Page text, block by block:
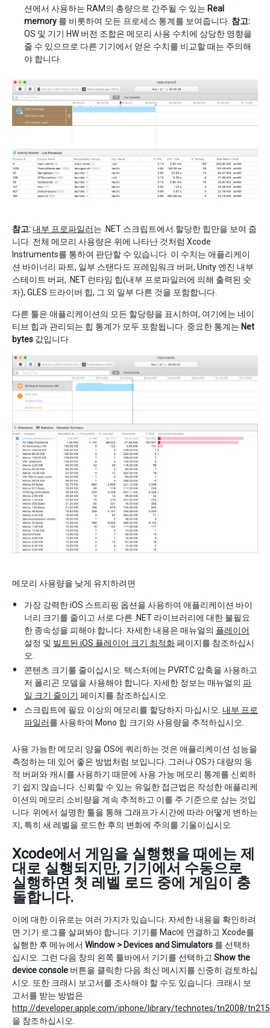
션에서 사용하는 RAM의 총량으로 간주될 수 있는 Real
memory 를 비롯하여 모든 프로세스 통계를 보여줍니다. 참고:
OS 및 기기 HW 버전 조합은 메모리 사용 수치에 상당한 영향을
줄 수 있으므로 다른 기기에서 얻은 수치를 비교할 때는 주의해
야 합니다.
참고: 내부 프로파일러는 .NET 스크립트에서 할당한 힙만을 보여 줍
니다. 전체 메모리 사용량은 위에 나타난 것처럼 Xcode
Instruments를 통하여 판단할 수 있습니다. 이 수치는 애플리케이
션 바이너리 파트, 일부 스탠다드 프레임워크 버퍼, Unity 엔진 내부
스테이트 버퍼, .NET 런타임 힙(내부 프로파일러에 의해 출력된 숫
자), GLES 드라이버 힙, 그 외 일부 다른 것을 포함합니다.
다른 툴은 애플리케이션의 모든 할당량을 표시하며, 여기에는 네이
티브 힙과 관리되는 힙 통계가 모두 포함됩니다. 중요한 통계는 Net
bytes 값입니다.
메모리 사용량을 낮게 유지하려면
가장 강력한 iOS 스트리핑 옵션을 사용하여 애플리케이션 바이
너리 크기를 줄이고 서로 다른 .NET 라이브러리에 대한 불필요
한 종속성을 피해야 합니다. 자세한 내용은 매뉴얼의 플레이어
설정 및 빌트된 iOS 플레이어 크기 최적화페이지를 참조하십시
오.
콘텐츠 크기를 줄이십시오. 텍스처에는 PVRTC 압축을 사용하고
저 폴리곤 모델을 사용해야 합니다. 자세한 정보는 매뉴얼의 파
일 크기 줄이기 페이지를 참조하십시오.
스크립트에 필요 이상의 메모리를 할당하지 마십시오. 내부 프로
파일러를 사용하여 Mono 힙 크기와 사용량을 추적하십시오.
사용 가능한 메모리 양을 OS에 쿼리하는 것은 애플리케이션 성능을
측정하는 데 있어 좋은 방법처럼 보입니다. 그러나 OS가 대량의 동
적 버퍼와 캐시를 사용하기 때문에 사용 가능 메모리 통계를 신뢰하
기 쉽지 않습니다. 신뢰할 수 있는 유일한 접근법은 작성한 애플리케
이션의 메모리 소비량을 계속 추적하고 이를 주 기준으로 삼는 것입
니다. 위에서 설명한 툴을 통해 그래프가 시간에 따라 어떻게 변하는
지, 특히 새 레벨을 로드한 후의 변화에 주의를 기울이십시오.
Xcode에서 게임을 실행했을 때에는 제
대로 실행되지만, 기기에서 수동으로
실행하면 첫 레벨 로드 중에 게임이 충
돌합니다.
이에 대한 이유로는 여러 가지가 있습니다. 자세한 내용을 확인하려
면 기기 로그를 살펴봐야 합니다. 기기를 Mac에 연결하고 Xcode를
실행한 후 메뉴에서 Window > Devices and Simulators 를 선택하
십시오. 그런 다음 창의 왼쪽 툴바에서 기기를 선택하고 Show the
device console 버튼을 클릭한 다음 최신 메시지를 신중히 검토하십
시오. 또한 크래시 보고서를 조사해야 할 수도 있습니다. 크래시 보
고서를 받는 방법은
http://developer.apple.com/iphone/library/technotes/tn2008/
을 참조하십시오.